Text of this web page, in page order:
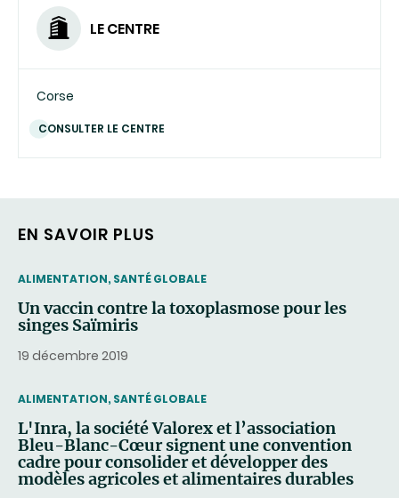
LE CENTRE
Corse
CONSULTER LE CENTRE
EN SAVOIR PLUS
THEMATIC
ALIMENTATION, SANTÉ GLOBALE
Un vaccin contre la toxoplasmose pour les
singes Saïmiris
19 décembre 2019
THEMATIC
ALIMENTATION, SANTÉ GLOBALE
L'Inra, la société Valorex et l’association
Bleu-Blanc-Cœur signent une convention
cadre pour consolider et développer des
modèles agricoles et alimentaires durables